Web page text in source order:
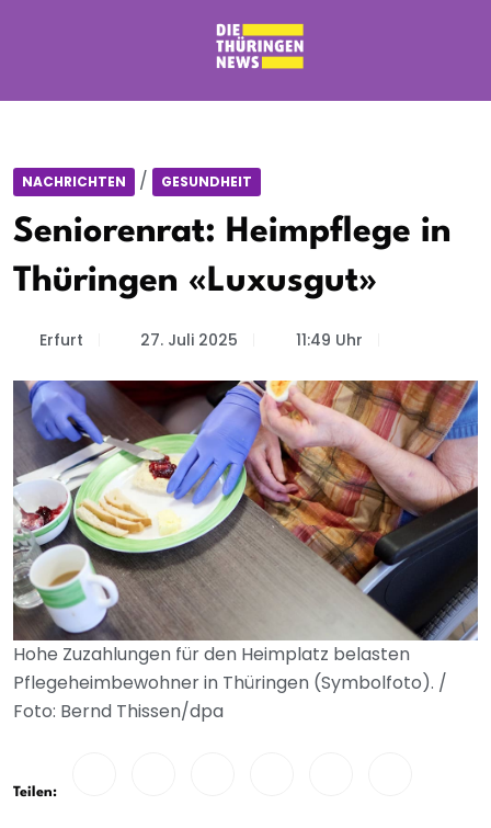
NACHRICHTEN / GESUNDHEIT
Seniorenrat: Heimpflege in
Thüringen «Luxusgut»
Erfurt 27. Juli 2025 11:49 Uhr
Hohe Zuzahlungen für den Heimplatz belasten
Pflegeheimbewohner in Thüringen (Symbolfoto). /
Foto: Bernd Thissen/dpa
Teilen: